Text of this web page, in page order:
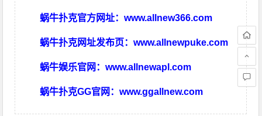
蜗牛扑克官方网址：www.allnew366.com
蜗牛扑克网址发布页：www.allnewpuke.com
蜗牛娱乐官网：www.allnewapl.com
蜗牛扑克GG官网：www.ggallnew.com